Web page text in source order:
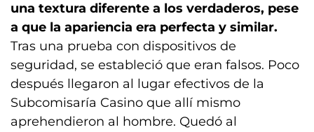
una textura diferente a los verdaderos, pese
a que la apariencia era perfecta y similar.
Tras una prueba con dispositivos de
seguridad, se estableció que eran falsos. Poco
después llegaron al lugar efectivos de la
Subcomisaría Casino que allí mismo
aprehendieron al hombre. Quedó al